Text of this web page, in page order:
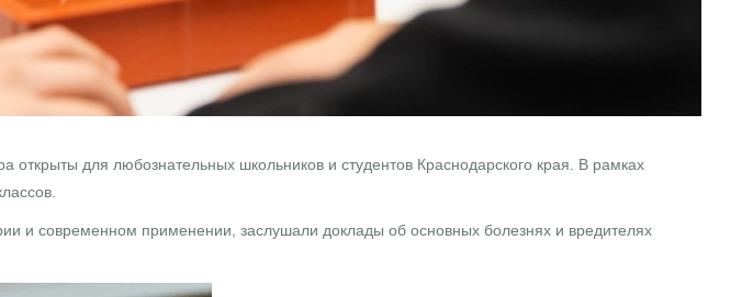
для любознательных школьников и студентов Краснодарского края. В рамках
и современном применении, заслушали доклады об основных болезнях и вредителях